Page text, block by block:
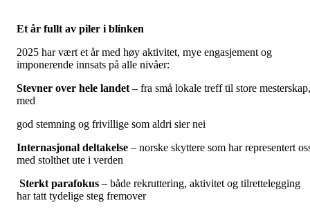
Et år fullt av piler i blinken
2025 har vært et år med høy aktivitet, mye engasjement og
imponerende innsats på alle nivåer:
Stevner over hele landet – fra små lokale treff til store mesterskap,
med
god stemning og frivillige som aldri sier nei
Internasjonal deltakelse – norske skyttere som har representert
med stolthet ute i verden
Sterkt parafokus – både rekruttering, aktivitet og tilrettelegging
har tatt tydelige steg fremover